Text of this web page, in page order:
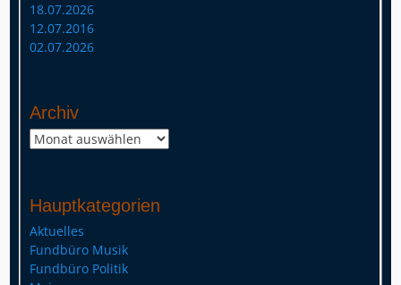
18.07.2026
12.07.2016
02.07.2026
Archiv
Archiv
Hauptkategorien
Aktuelles
Fundbüro Musik
Fundbüro Politik